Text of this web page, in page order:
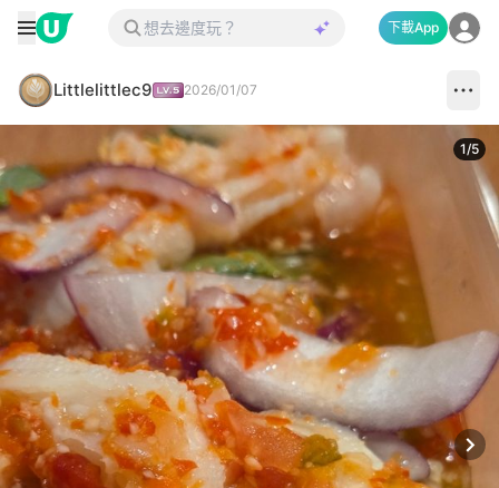
下載App
Littlelittlec9 2026/01/07
1/5